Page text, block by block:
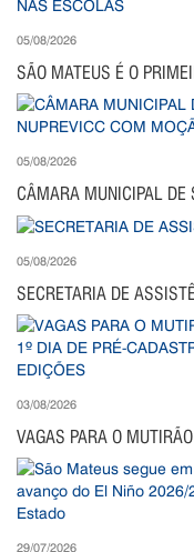
05/08/2026
SÃO MATEUS É O
05/08/2026
CÂMARA MUNICIPAL DE
05/08/2026
SECRETARIA DE
03/08/2026
VAGAS PARA O
29/07/2026